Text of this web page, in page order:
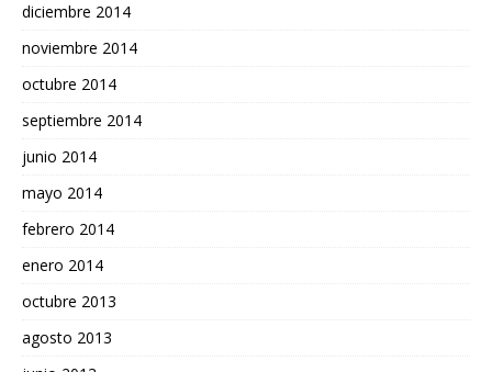
diciembre 2014
noviembre 2014
octubre 2014
septiembre 2014
junio 2014
mayo 2014
febrero 2014
enero 2014
octubre 2013
agosto 2013